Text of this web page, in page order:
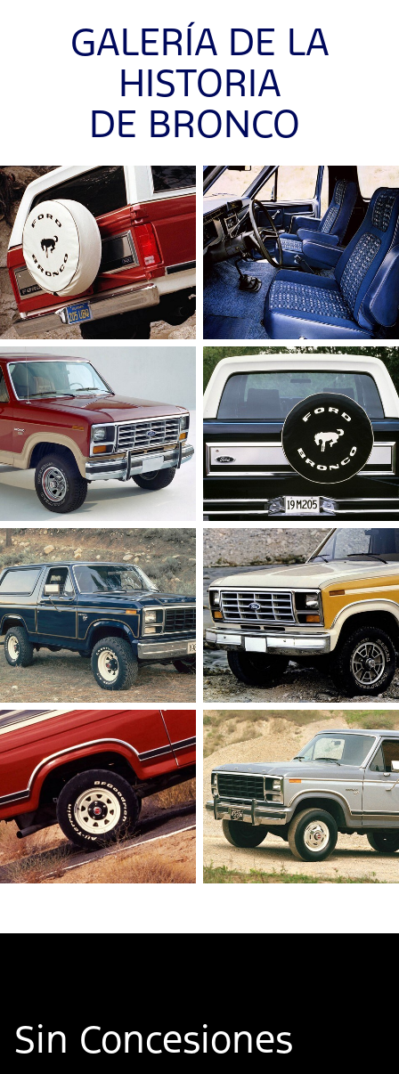
GALERÍA DE LA
HISTORIA
DE BRONCO
Sin Concesiones